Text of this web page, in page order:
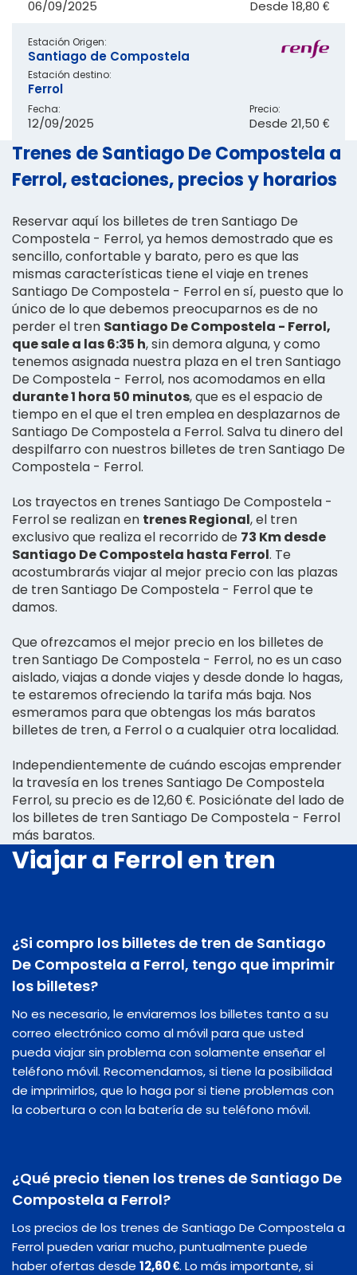
06/09/2025 Desde 18,80 €
Estación Origen:
Santiago de Compostela
Estación destino:
Ferrol
Fecha:
12/09/2025
Precio:
Desde 21,50 €
Trenes de Santiago De Compostela a
Ferrol, estaciones, precios y horarios
Reservar aquí los billetes de tren Santiago De
Compostela - Ferrol, ya hemos demostrado que es
sencillo, confortable y barato, pero es que las
mismas características tiene el viaje en trenes
Santiago De Compostela - Ferrol en sí, puesto que lo
único de lo que debemos preocuparnos es de no
perder el tren Santiago De Compostela - Ferrol,
que sale a las 6:35 h, sin demora alguna, y como
tenemos asignada nuestra plaza en el tren Santiago
De Compostela - Ferrol, nos acomodamos en ella
durante 1 hora 50 minutos, que es el espacio de
tiempo en el que el tren emplea en desplazarnos de
Santiago De Compostela a Ferrol. Salva tu dinero del
despilfarro con nuestros billetes de tren Santiago De
Compostela - Ferrol.
Los trayectos en trenes Santiago De Compostela -
Ferrol se realizan en trenes Regional, el tren
exclusivo que realiza el recorrido de 73 Km desde
Santiago De Compostela hasta Ferrol. Te
acostumbrarás viajar al mejor precio con las plazas
de tren Santiago De Compostela - Ferrol que te
damos.
Que ofrezcamos el mejor precio en los billetes de
tren Santiago De Compostela - Ferrol, no es un caso
aislado, viajas a donde viajes y desde donde lo hagas,
te estaremos ofreciendo la tarifa más baja. Nos
esmeramos para que obtengas los más baratos
billetes de tren, a Ferrol o a cualquier otra localidad.
Independientemente de cuándo escojas emprender
la travesía en los trenes Santiago De Compostela
Ferrol, su precio es de 12,60 €. Posiciónate del lado de
los billetes de tren Santiago De Compostela - Ferrol
más baratos.
Viajar a Ferrol en tren
¿Si compro los billetes de tren de Santiago
De Compostela a Ferrol, tengo que imprimir
los billetes?
No es necesario, le enviaremos los billetes tanto a su
correo electrónico como al móvil para que usted
pueda viajar sin problema con solamente enseñar el
teléfono móvil. Recomendamos, si tiene la posibilidad
de imprimirlos, que lo haga por si tiene problemas con
la cobertura o con la batería de su teléfono móvil.
¿Qué precio tienen los trenes de Santiago De
Compostela a Ferrol?
Los precios de los trenes de Santiago De Compostela a
Ferrol pueden variar mucho, puntualmente puede
haber ofertas desde 12,60 €. Lo más importante, si